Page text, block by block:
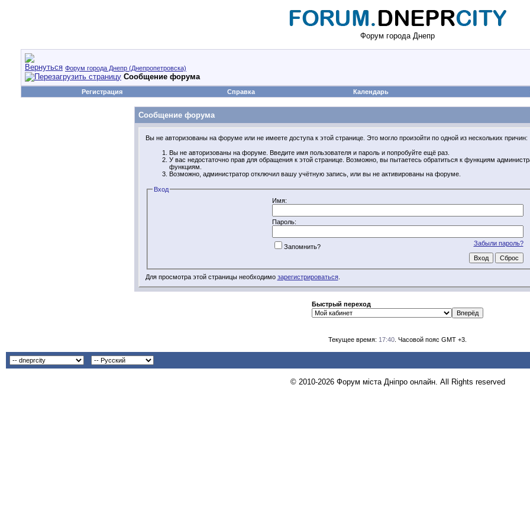
Форум города Днепр
Форум города Днепр (Днепропетровска)
Сообщение форума
Регистрация Справка Календарь
Сообщение форума
Вы не авторизованы на форуме или не имеете доступа к этой странице. Это могло произойти по одной из нескольких причин:
Вы не авторизованы на форуме. Введите имя пользователя и пароль и попробуйте ещё раз.
У вас недостаточно прав для обращения к этой странице. Возможно, вы пытаетесь обратиться к функциям
функциям.
Возможно, администратор отключил вашу учётную запись, или вы не активированы на форуме.
Вход
Имя:
Пароль:
Забыли пароль?
Запомнить?
Для просмотра этой страницы необходимо зарегистрироваться.
Быстрый переход
Текущее время: 17:40 . Часовой пояс GMT +3.
© 2010-2026 Форум міста Дніпро онлайн. All Rights reserved